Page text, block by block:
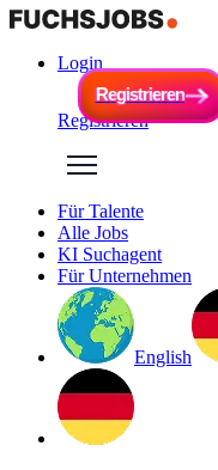
Login
Registrieren
Registrieren
Registrieren
Für Talente
Alle Jobs
KI Suchagent
Für Unternehmen
English